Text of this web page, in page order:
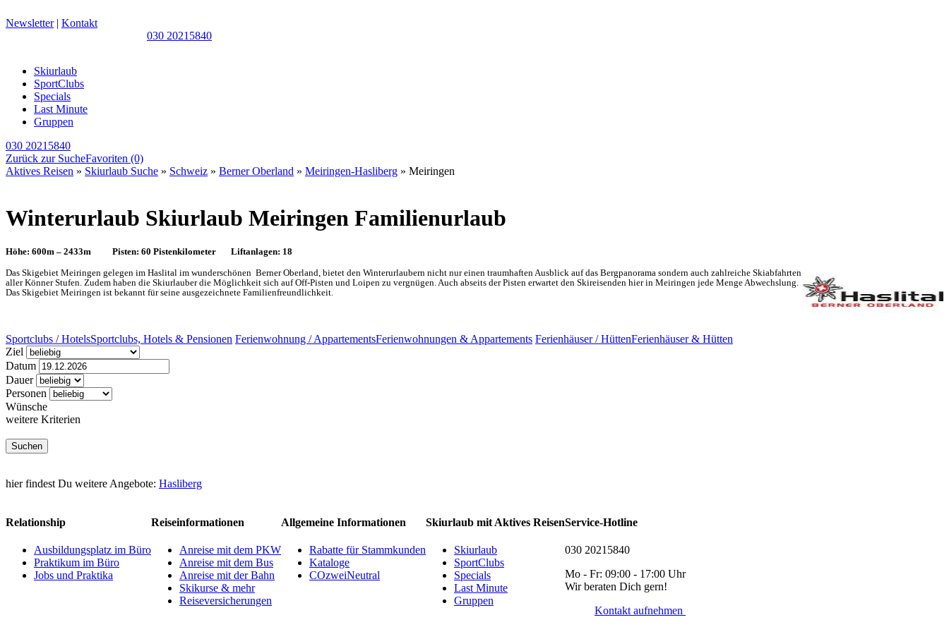
Newsletter| Kontakt
030 20215840
Skiurlaub
SportClubs
Specials
Last Minute
Gruppen
030 20215840
Zurück zur SucheFavoriten (0)
Aktives Reisen » Skiurlaub Suche » Schweiz » Berner Oberland » Meiringen-Hasliberg » Meiringen
Winterurlaub Skiurlaub Meiringen Familienurlaub
Höhe: 600m – 2433m Pisten: 60 Pistenkilometer Liftanlagen: 18
Das Skigebiet Meiringen gelegen im Haslital im wunderschönen Berner Oberland, bietet den Winterurlaubern nicht nur einen traumhaften Ausblick auf das Bergpanorama sondern auch zahlreiche Skiabfahrten
aller Könner Stufen. Zudem haben die Skiurlauber die Möglichkeit sich auf Off-Pisten und Loipen zu vergnügen. Auch abseits der Pisten erwartet den Skireisenden hier in Meiringen jede Menge Abwechslung.
Das Skigebiet Meiringen ist bekannt für seine ausgezeichnete Familienfreundlichkeit.
Sportclubs / HotelsSportclubs, Hotels & Pensionen Ferienwohnung / AppartementsFerienwohnungen & Appartements Ferienhäuser / HüttenFerienhäuser & Hütten
Ziel
Datum
Dauer
Personen
Wünsche
weitere Kriterien
hier findest Du weitere Angebote: Hasliberg
Relationship
Ausbildungsplatz im Büro
Praktikum im Büro
Jobs und Praktika
Reiseinformationen
Anreise mit dem PKW
Anreise mit dem Bus
Anreise mit der Bahn
Skikurse & mehr
Reiseversicherungen
Allgemeine Informationen
Rabatte für Stammkunden
Kataloge
COzweiNeutral
Skiurlaub mit Aktives Reisen
Skiurlaub
SportClubs
Specials
Last Minute
Gruppen
Service-Hotline
030 20215840
Mo - Fr: 09:00 - 17:00 Uhr
Wir beraten Dich gern!
Kontakt aufnehmen